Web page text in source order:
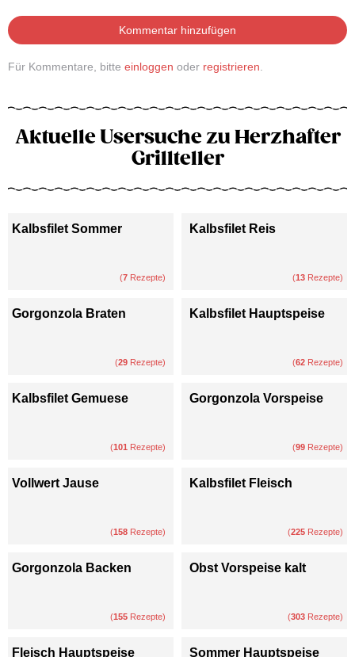
Kommentar hinzufügen
Für Kommentare, bitte einloggen oder registrieren
Aktuelle Usersuche zu Herzhafter
Grillteller
Kalbsfilet Sommer
(7 Rezepte)
Kalbsfilet Reis
(13 Rezepte)
Gorgonzola Braten
(29 Rezepte)
Kalbsfilet Hauptspeise
(62 Rezepte)
Kalbsfilet Gemuese
(101 Rezepte)
Gorgonzola Vorspeise
(99 Rezepte)
Vollwert Jause
(158 Rezepte)
Kalbsfilet Fleisch
(225 Rezepte)
Gorgonzola Backen
(155 Rezepte)
Obst Vorspeise kalt
(303 Rezepte)
Fleisch Hauptspeise Sommer Hauptspeise